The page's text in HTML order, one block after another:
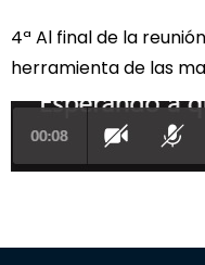
4ª Al final de la
herramienta de las